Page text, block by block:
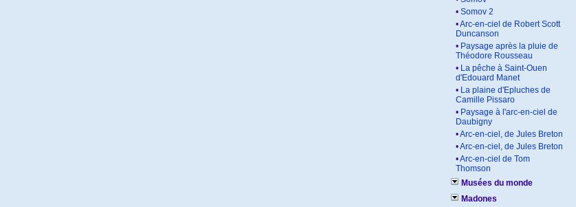
• Somov 2
•Arc-en-ciel de Robert Scott
Duncanson
• Paysage après la pluie de
Théodore Rousseau
• La pêche à Saint-Ouen
d'Edouard Manet
• La plaine d'Epluches de
Camille Pissaro
• Paysage à l'arc-en-ciel de
Daubigny
•Arc-en-ciel, de Jules Breton
•Arc-en-ciel, de Jules Breton
•Arc-en-ciel de Tom
Thomson
Musées du monde
Madones